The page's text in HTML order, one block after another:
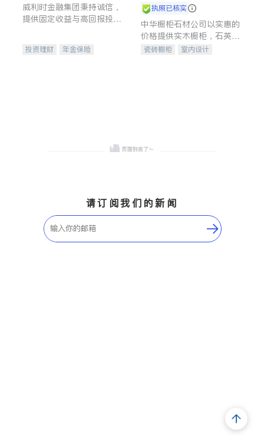
威利时金融集团秉持诚信，
提供固定收益与高回报投资
合，助力客户实现目标
投资理财
年金保险
执照已核实
中华橱柜石材公司以实惠的
价格提供实木橱柜，石英石
台面，多种优质不锈钢水
瓷砖橱柜
室内设计
请订阅我们的新闻